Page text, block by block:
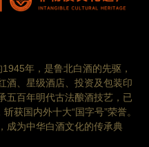
年，是鲁北白酒的先驱，
酒、星级酒店、投资及包装印
五百年明代古法酿酒技艺，已
获国内外十大“国字号”荣誉。
成为中华白酒文化的传承典